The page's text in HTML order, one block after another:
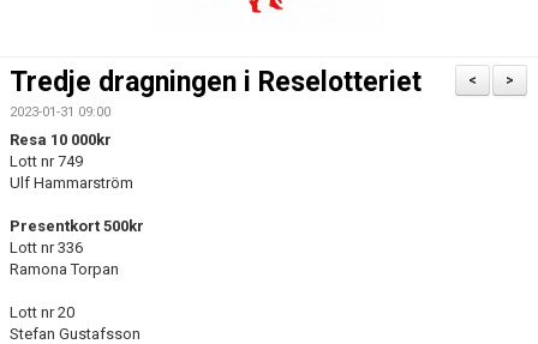
KALENDER
VÅRA GRUPPER/TRÄNARE
MEDLEMSANSÖKAN/PROVA-PÅ
MEDLEMSAVGIFTER
RESULTAT/STATISTIK
>
<
Tredje dragningen i Reselotteriet
2023-01-31 09:00
Resa 10 000kr
Lott nr 749
Ulf Hammarström
Presentkort 500kr
Lott nr 336
Ramona Torpan
Lott nr 20
Stefan Gustafsson